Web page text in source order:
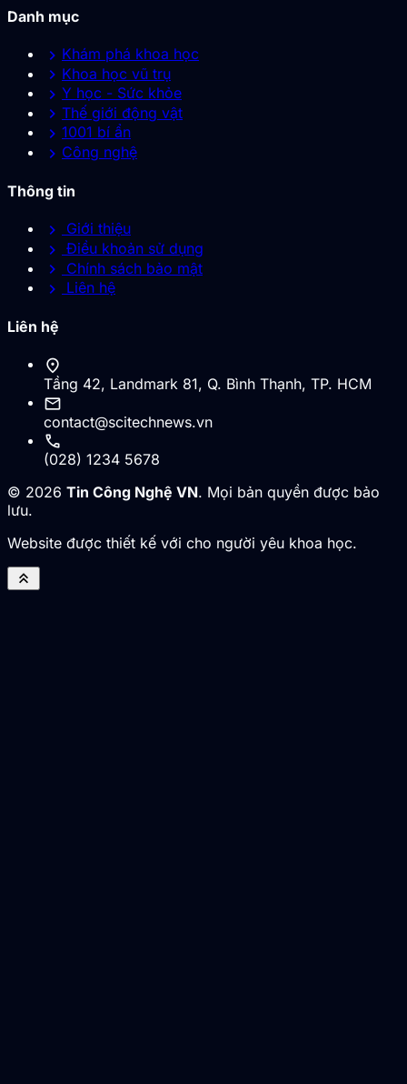
Danh mục
chevron_right Khám phá khoa học
chevron_right Khoa học vũ trụ
chevron_right Y học - Sức khỏe
chevron_right Thế giới động vật
chevron_right 1001 bí ẩn
chevron_right Công nghệ
Thông tin
chevron_right Giới thiệu
chevron_right Điều khoản sử dụng
chevron_right Chính sách bảo mật
chevron_right Liên hệ
Liên hệ
location_on
Tầng 42, Landmark 81, Q. Bình Thạnh, TP. HCM
mail
contact@scitechnews.vn
call
(028) 1234 5678
© 2026 Tin Công Nghệ VN. Mọi bản quyền được bảo
lưu.
Website được thiết kế với cho người yêu khoa học.
keyboard_double_arrow_up